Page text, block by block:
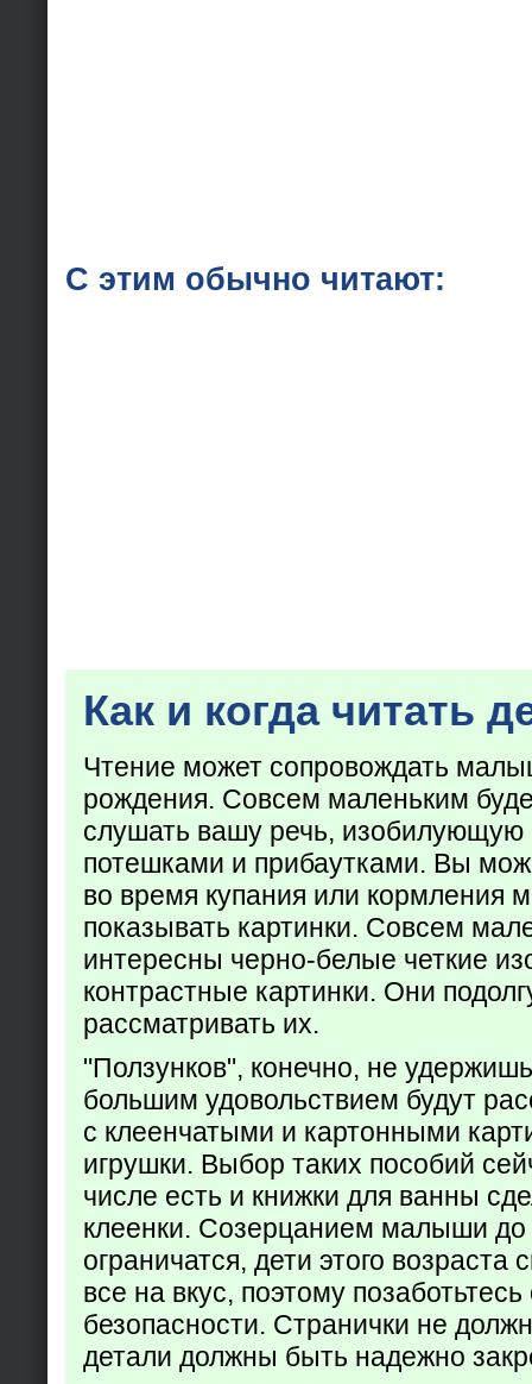
С этим обычно читают:
Как и когда читать
Чтение может сопровождать
рождения. Совсем маленьким
слушать вашу речь,
потешками и прибаутками. Вы
во время купания или кормления
показывать картинки. Совсем
интересны черно-белые четкие
контрастные картинки. Они
рассматривать их.
"Ползунков", конечно, не
большим удовольствием будут
с клеенчатыми и картонными
игрушки. Выбор таких пособий
числе есть и книжки для ванны
клеенки. Созерцанием малыши до
ограничатся, дети этого возраста
все на вкус, поэтому позаботьтесь
безопасности. Странички не
детали должны быть надежно